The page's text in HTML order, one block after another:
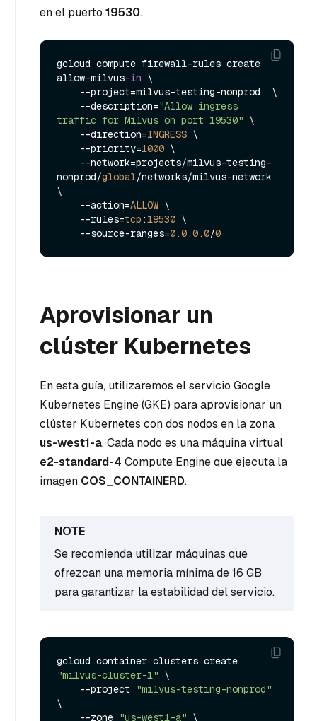
en el puerto 19530.
gcloud compute firewall-rules create
allow-milvus-in \
    --description=
"Allow ingress
traffic for Milvus on port 19530" \
    --direction=
INGRESS \
    --priority=
1000 \
nonprod/global/networks/milvus-network
\
    --action=
ALLOW \
    --rules=
tcp :19530 \
    --source-ranges=
0.0.0.0/0
Aprovisionar un
clúster Kubernetes
En esta guía, utilizaremos el servicio Google
Kubernetes Engine (GKE) para aprovisionar un
clúster Kubernetes con dos nodos en la zona
us-west1-a. Cada nodo es una máquina virtual
e2-standard-4 Compute Engine que ejecuta la
imagen COS_CONTAINERD.
Se recomienda utilizar máquinas que
ofrezcan una memoria mínima de 16 GB
para garantizar la estabilidad del servicio.
"milvus-cluster-1" \
    --project
"milvus-testing-nonprod"
\
    --zone
"us-west1-a" \